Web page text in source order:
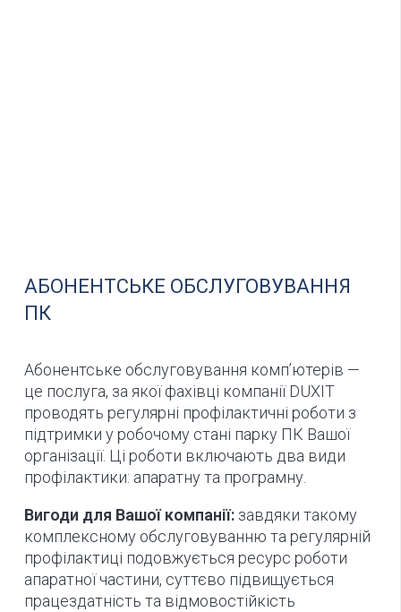
АБОНЕНТСЬКЕ ОБСЛУГОВУВАННЯ
ПК
Абонентське обслуговування комп’ютерів —
це послуга, за якої фахівці компанії DUXIT
проводять регулярні профілактичні роботи з
підтримки у робочому стані парку ПК Вашої
організації. Ці роботи включають два види
профілактики: апаратну та програмну.
Вигоди для Вашої компанії: завдяки такому
комплексному обслуговуванню та регулярній
профілактиці подовжується ресурс роботи
апаратної частини, суттєво підвищується
працездатність та відмовостійкість